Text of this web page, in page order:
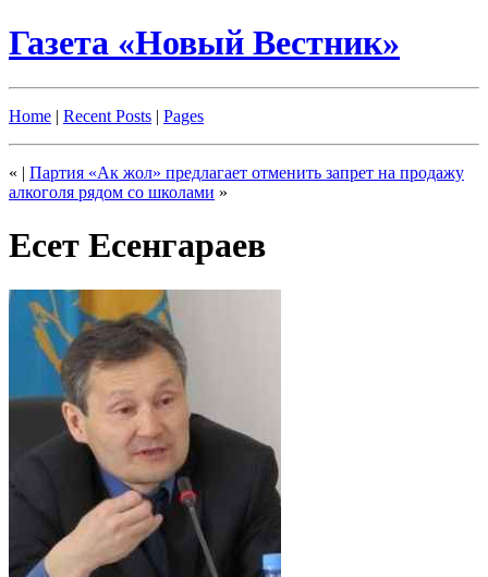
Газета «Новый Вестник»
Home | Recent Posts | Pages
« | Партия «Ак жол» предлагает отменить запрет на продажу
алкоголя рядом со школами »
Есет Есенгараев